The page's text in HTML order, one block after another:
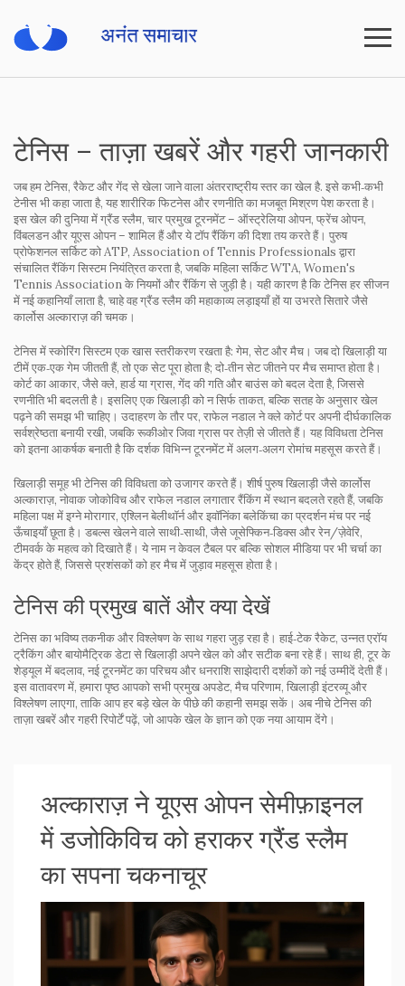
टेनिस – ताज़ा खबरें और गहरी जानकारी
जब हमटेनिस, रैकेट और गेंद से खेला जाने वाला अंतरराष्ट्रीय स्तर का खेल है. इसे कभी‑कभी
टेनीसभी कहा जाता है, यह शारीरिक फिटनेस और रणनीति का मजबूत मिश्रण पेश करता है।
इस खेल की दुनिया मेंग्रैंड स्लैम, चार प्रमुख टूरनमेंट – ऑस्ट्रेलिया ओपन, फ्रेंच ओपन,
विंबलडन और यूएस ओपन – शामिल हैंऔर ये टॉप रैंकिंग की दिशा तय करते हैं। पुरुष
प्रोफेशनल सर्किट कोATP, Association of Tennis Professionals द्वारा
संचालित रैंकिंग सिस्टमनियंत्रित करता है, जबकि महिला सर्किटWTA, Women's
Tennis Association के नियमों और रैंकिंग से जुड़ी है। यही कारण है किटेनिसहर सीजन
में नई कहानियाँ लाता है, चाहे वह ग्रैंड स्लैम की महाकाव्य लड़ाइयाँ हों या उभरते सितारे जैसे
कार्लोस अल्काराज़ की चमक।
टेनिस में स्कोरिंग सिस्टम एक खास स्तरीकरण रखता है: गेम, सेट और मैच। जब दो खिलाड़ी या
टीमें एक‑एक गेम जीतती हैं, तो एक सेट पूरा होता है; दो‑तीन सेट जीतने पर मैच समाप्त होता है।
कोर्ट का आकार, जैसे क्ले, हार्ड या ग्रास, गेंद की गति और बाउंस को बदल देता है, जिससे
रणनीति भी बदलती है। इसलिए एक खिलाड़ी को न सिर्फ ताकत, बल्कि सतह के अनुसार खेल
पढ़ने की समझ भी चाहिए। उदाहरण के तौर पर, राफेल नडाल ने क्ले कोर्ट पर अपनी दीर्घकालिक
सर्वश्रेष्ठता बनायी रखी, जबकि रूकीओर जिवा ग्रास पर तेज़ी से जीतते हैं। यह विविधता टेनिस
को इतना आकर्षक बनाती है कि दर्शक विभिन्न टूरनमेंट में अलग‑अलग रोमांच महसूस करते हैं।
खिलाड़ी समूह भी टेनिस की विविधता को उजागर करते हैं। शीर्ष पुरुष खिलाड़ी जैसे कार्लोस
अल्काराज़, नोवाक जोकोविच और राफेल नडाल लगातार रैंकिंग में स्थान बदलते रहते हैं, जबकि
महिला पक्ष में इग्ने मोरागार, एश्लिन बेलीथॉर्न और इवॉनिंका बलेकिंचा का प्रदर्शन मंच पर नई
ऊँचाइयाँ छूता है। डबल्स खेलने वाले साथी‑साथी, जैसे जूसेफ्किन‑डिक्स और रेन/ज़ेवेरि,
टीमवर्क के महत्व को दिखाते हैं। ये नाम न केवल टैबल पर बल्कि सोशल मीडिया पर भी चर्चा का
केंद्र होते हैं, जिससे प्रशंसकों को हर मैच में जुड़ाव महसूस होता है।
टेनिस की प्रमुख बातें और क्या देखें
टेनिस का भविष्य तकनीक और विश्लेषण के साथ गहरा जुड़ रहा है। हाई‑टेक रैकेट, उन्नत एरॉय
ट्रैकिंग और बायोमैट्रिक डेटा से खिलाड़ी अपने खेल को और सटीक बना रहे हैं। साथ ही, टूर के
शेड्यूल में बदलाव, नई टूरनमेंट का परिचय और धनराशि साझेदारी दर्शकों को नई उम्मीदें देती हैं।
इस वातावरण में, हमारा पृष्ठ आपको सभी प्रमुख अपडेट, मैच परिणाम, खिलाड़ी इंटरव्यू और
विश्लेषण लाएगा, ताकि आप हर बड़े खेल के पीछे की कहानी समझ सकें। अब नीचे टेनिस की
ताज़ा खबरें और गहरी रिपोर्टें पढ़ें, जो आपके खेल के ज्ञान को एक नया आयाम देंगे।
अल्काराज़ ने यूएस ओपन सेमीफ़ाइनल
में डजोकिविच को हराकर ग्रैंड स्लैम
का सपना चकनाचूर